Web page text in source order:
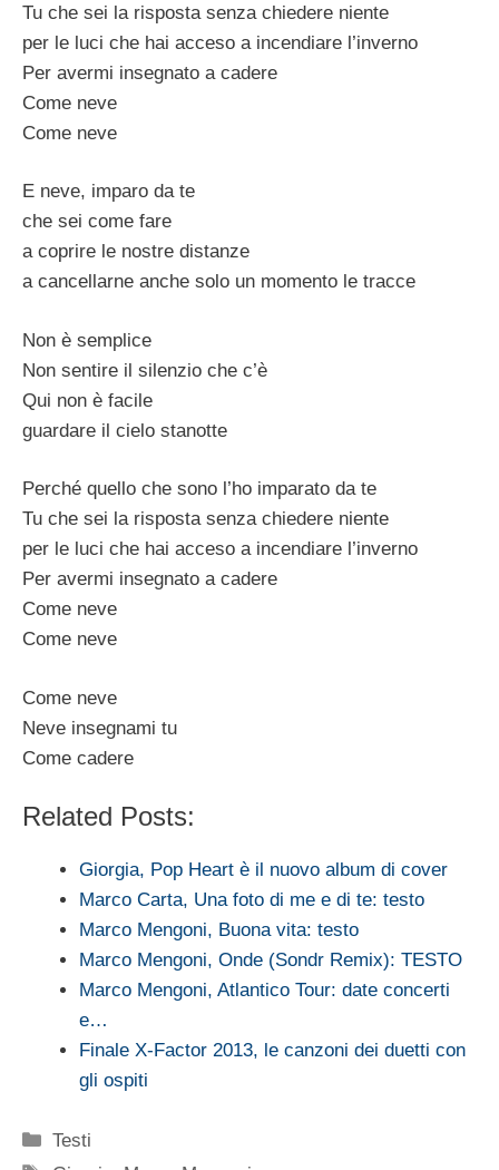
Tu che sei la risposta senza chiedere niente
per le luci che hai acceso a incendiare l’inverno
Per avermi insegnato a cadere
Come neve
Come neve
E neve, imparo da te
che sei come fare
a coprire le nostre distanze
a cancellarne anche solo un momento le tracce
Non è semplice
Non sentire il silenzio che c’è
Qui non è facile
guardare il cielo stanotte
Perché quello che sono l’ho imparato da te
Tu che sei la risposta senza chiedere niente
per le luci che hai acceso a incendiare l’inverno
Per avermi insegnato a cadere
Come neve
Come neve
Come neve
Neve insegnami tu
Come cadere
Related Posts:
Giorgia, Pop Heart è il nuovo album di cover
Marco Carta, Una foto di me e di te: testo
Marco Mengoni, Buona vita: testo
Marco Mengoni, Onde (Sondr Remix): TESTO
Marco Mengoni, Atlantico Tour: date concerti
e…
Finale X-Factor 2013, le canzoni dei duetti con
gli ospiti
Categorie
Testi